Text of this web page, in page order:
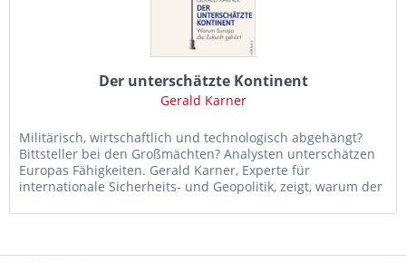
Der unterschätzte Kontinent
Gerald Karner
Militärisch, wirtschaftlich und technologisch abgehängt?
Bittsteller bei den Großmächten? Analysten unterschätzen
Europas Fähigkeiten. Gerald Karner, Experte für
internationale Sicherheits- und Geopolitik, zeigt, warum der